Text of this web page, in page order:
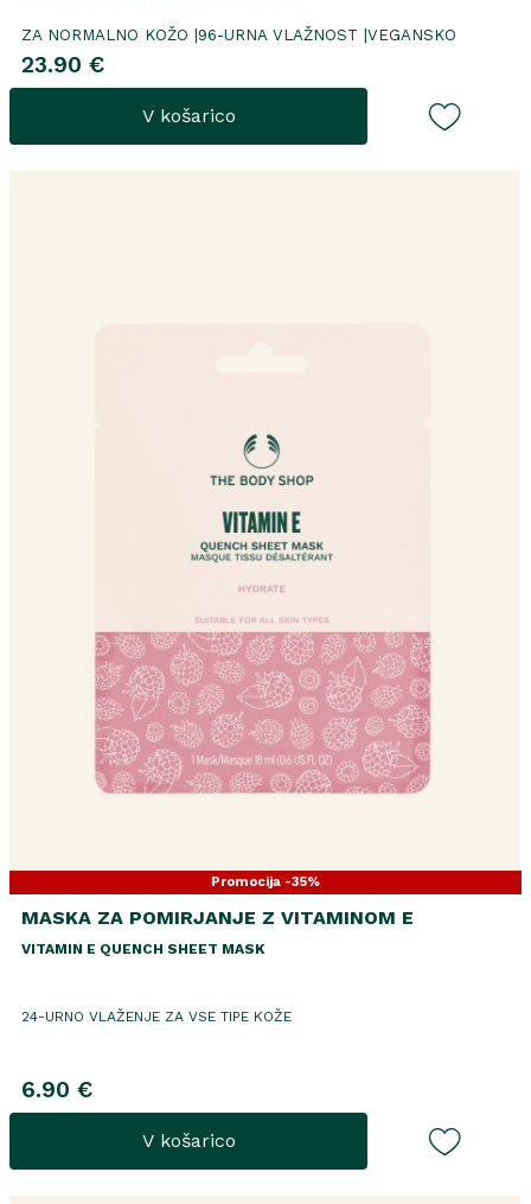
ZA NORMALNO KOŽO |96-URNA VLAŽNOST |VEGANSKO
23.90 €
V košarico
Promocija -35%
MASKA ZA POMIRJANJE Z VITAMINOM E
VITAMIN E QUENCH SHEET MASK
24-URNO VLAŽENJE ZA VSE TIPE KOŽE
6.90 €
V košarico